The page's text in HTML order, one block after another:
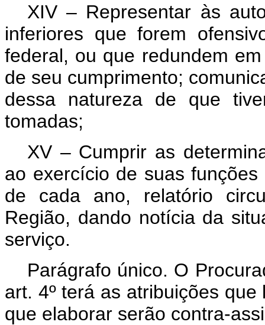
XIV – Representar às
inferiores que forem
federal, ou que redundem
de seu cumprimento;
dessa natureza de que
tomadas;
XV – Cumprir as
ao exercício de suas
de cada ano, relatório
Região, dando notícia da
serviço.
Parágrafo único. O
art. 4º terá as atribuições
que elaborar serão contra-